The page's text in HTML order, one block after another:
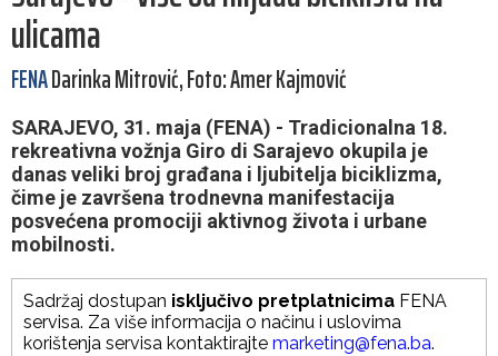
ulicama
FENADarinka Mitrović, Foto: Amer Kajmović
SARAJEVO, 31. maja (FENA) - Tradicionalna 18.
rekreativna vožnja Giro di Sarajevo okupila je
danas veliki broj građana i ljubitelja biciklizma,
čime je završena trodnevna manifestacija
posvećena promociji aktivnog života i urbane
mobilnosti.
Sadržaj dostupan isključivo pretplatnicima FENA
servisa. Za više informacija o načinu i uslovima
korištenja servisa kontaktirajte marketing@fena.ba.